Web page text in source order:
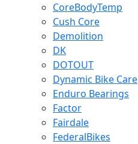
CoreBodyTemp
Cush Core
Demolition
DK
DOTOUT
Dynamic Bike Care
Enduro Bearings
Factor
Fairdale
FederalBikes